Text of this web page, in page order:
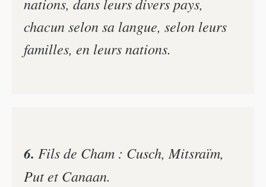
chacun selon sa langue, selon leurs
familles, en leurs nations.
6. Fils de Cham : Cusch, Mitsraïm,
Put et Canaan.